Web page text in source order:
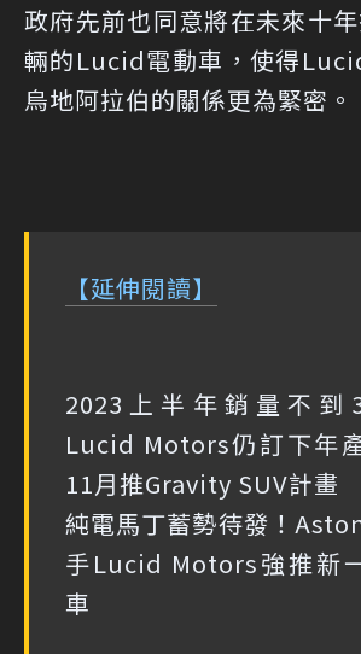
政府先前也同意將在未來十
輛的Lucid電動車，使得
烏地阿拉伯的關係更為緊密。
【延伸閱讀】
2023上半年銷量不到
Lucid Motors仍訂下年
11月推Gravity SUV計畫
純電馬丁蓄勢待發！
手Lucid Motors強推新
車